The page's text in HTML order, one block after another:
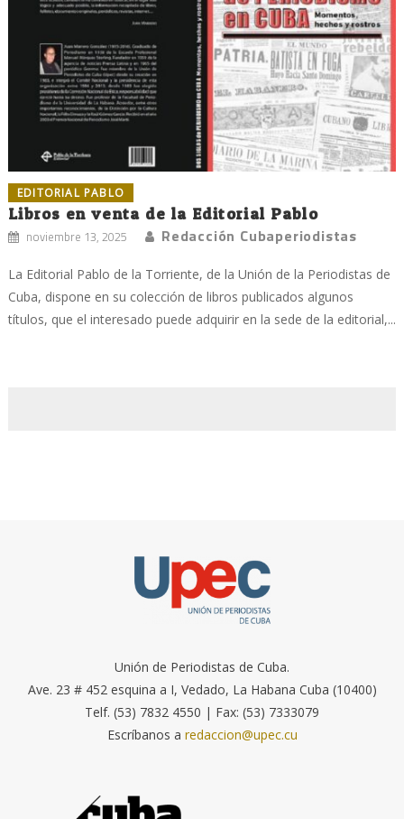
EDITORIAL PABLO
Libros en venta de la Editorial Pablo
noviembre 13, 2025 Redacción Cubaperiodistas
La Editorial Pablo de la Torriente, de la Unión de la Periodistas de
Cuba, dispone en su colección de libros publicados algunos
títulos, que el interesado puede adquirir en la sede de la editorial,...
Unión de Periodistas de Cuba.
Ave. 23 # 452 esquina a I, Vedado, La Habana Cuba (10400)
Telf. (53) 7832 4550 | Fax: (53) 7333079
Escríbanos a redaccion@upec.cu